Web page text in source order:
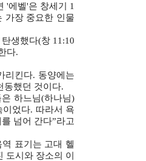
'에벨'은 창세기 1
가장 중요한 인물
생했다(창 11:10
다.
리킨다. 동양에는
했던 것이다.
하느님(하나님)
이었다. 따라서 욕
넘어 간다”라고
역 표기는 고대 헬
도시와 장소의 이